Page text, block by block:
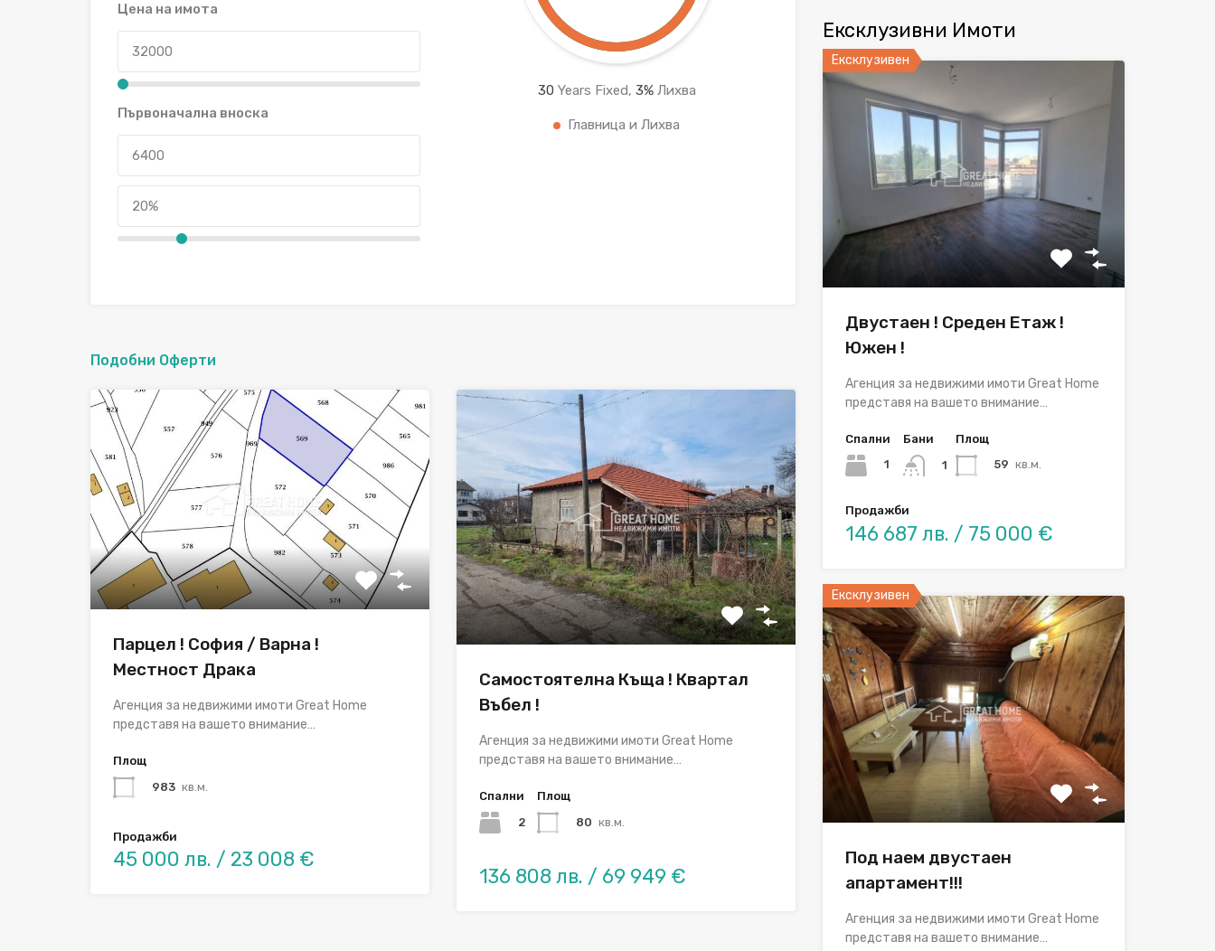
Цена на имота
Първоначална вноска
30 Years Fixed, 3%Лихва
Главница и Лихва
Подобни Оферти
Парцел ! София / Варна !
Местност Драка
Агенция за недвижими имоти Great Home
представя на вашето внимание…
Площ
983 кв.м.
Продажби
45 000 лв. / 23 008 €
Самостоятелна Къща ! Квартал
Въбел !
Aгенция за недвижими имоти Great Home
представя на вашето внимание…
Спални
2
Площ
80 кв.м.
136 808 лв. / 69 949 €
Ексклузивни Имоти
Ексклузивен
Двустаен ! Среден Етаж !
Южен !
Агенция за недвижими имоти Great Home
представя на вашето внимание…
Спални
1
Бани
1
Площ
59 кв.м.
Продажби
146 687 лв. / 75 000 €
Ексклузивен
Под наем двустаен
апартамент!!!
Агенция за недвижими имоти Great Home
представя на вашето внимание…